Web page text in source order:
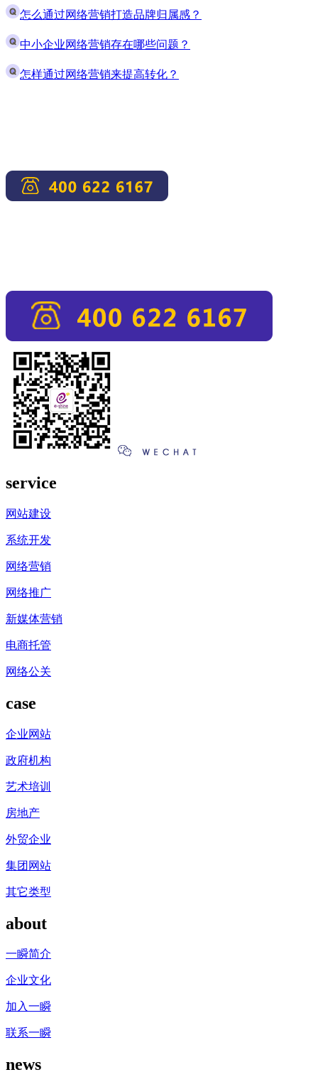
怎么通过网络营销打造品牌归属感？
中小企业网络营销存在哪些问题？
怎样通过网络营销来提高转化？
service
网站建设
系统开发
网络营销
网络推广
新媒体营销
电商托管
网络公关
case
企业网站
政府机构
艺术培训
房地产
外贸企业
集团网站
其它类型
about
一瞬简介
企业文化
加入一瞬
联系一瞬
news